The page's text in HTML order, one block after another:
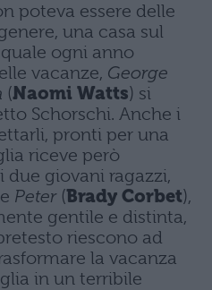
poteva essere delle
una casa sul
ogni anno
vacanze, George
(Naomi Watts) si
Schorschi. Anche i
pronti per una
riceve però
due giovani ragazzi,
Peter(Brady Corbet),
gentile e distinta,
riescono ad
la vacanza
in un terribile